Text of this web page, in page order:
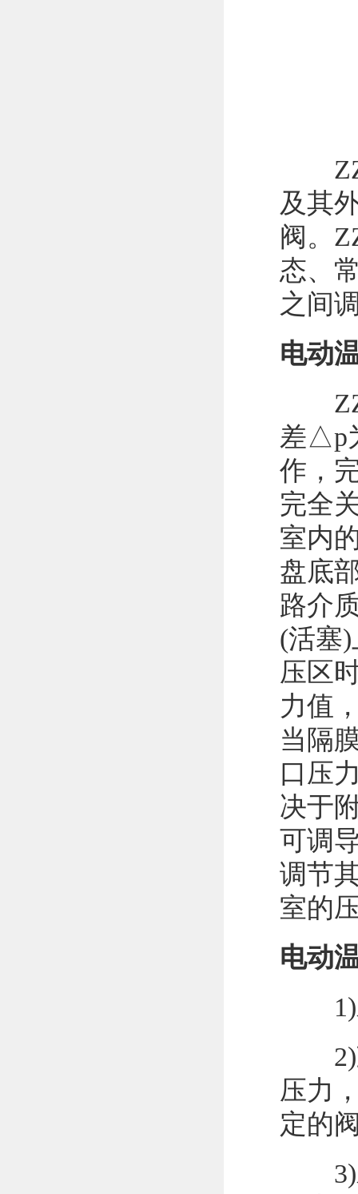
及其
阀。
态、
之间
电动
差△p
作，
完全
室内
盘底
路介
(活塞
压区
力值
当隔
口压
决于
可调
调节
室的
电动
1)水
2)减
压力
定的
3)水